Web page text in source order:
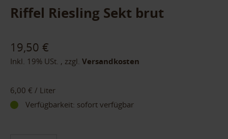
Riffel Riesling Sekt brut
19,50 €
Inkl. 19% USt. , zzgl. Versandkosten
6,00 € / Liter
Verfügbarkeit: sofort verfügbar